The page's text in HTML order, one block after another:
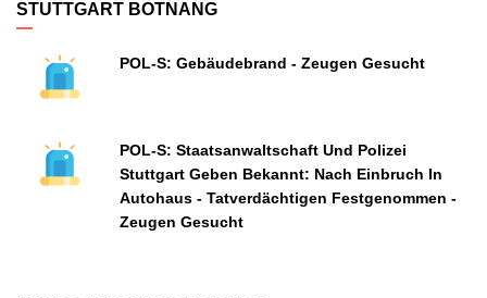
STUTTGART BOTNANG
POL-S: Gebäudebrand - Zeugen Gesucht
POL-S: Staatsanwaltschaft Und Polizei
Stuttgart Geben Bekannt: Nach Einbruch In
Autohaus - Tatverdächtigen Festgenommen -
Zeugen Gesucht